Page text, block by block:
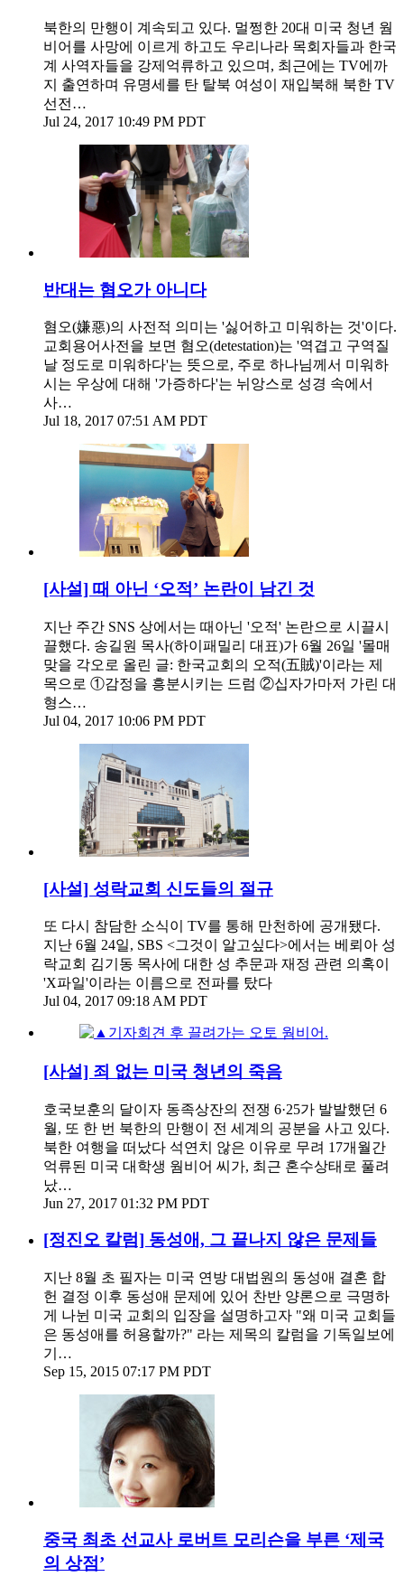
북한의 만행이 계속되고 있다. 멀쩡한 20대 미국 청년 웜
비어를 사망에 이르게 하고도 우리나라 목회자들과 한국
계 사역자들을 강제억류하고 있으며, 최근에는 TV에까
지 출연하며 유명세를 탄 탈북 여성이 재입북해 북한 TV
선전…
Jul 24, 2017 10:49 PM PDT
반대는 혐오가 아니다
혐오(嫌惡)의 사전적 의미는 '싫어하고 미워하는 것'이다.
교회용어사전을 보면 혐오(detestation)는 '역겹고 구역질
날 정도로 미워하다'는 뜻으로, 주로 하나님께서 미워하
시는 우상에 대해 '가증하다'는 뉘앙스로 성경 속에서
사…
Jul 18, 2017 07:51 AM PDT
[사설] 때 아닌 ‘오적’ 논란이 남긴 것
지난 주간 SNS 상에서는 때아닌 '오적' 논란으로 시끌시
끌했다. 송길원 목사(하이패밀리 대표)가 6월 26일 '몰매
맞을 각오로 올린 글: 한국교회의 오적(五賊)'이라는 제
목으로 ①감정을 흥분시키는 드럼 ②십자가마저 가린 대
형스…
Jul 04, 2017 10:06 PM PDT
[사설] 성락교회 신도들의 절규
또 다시 참담한 소식이 TV를 통해 만천하에 공개됐다.
지난 6월 24일, SBS <그것이 알고싶다>에서는 베뢰아 성
락교회 김기동 목사에 대한 성 추문과 재정 관련 의혹이
'X파일'이라는 이름으로 전파를 탔다
Jul 04, 2017 09:18 AM PDT
[사설] 죄 없는 미국 청년의 죽음
호국보훈의 달이자 동족상잔의 전쟁 6·25가 발발했던 6
월, 또 한 번 북한의 만행이 전 세계의 공분을 사고 있다.
북한 여행을 떠났다 석연치 않은 이유로 무려 17개월간
억류된 미국 대학생 웜비어 씨가, 최근 혼수상태로 풀려
났…
Jun 27, 2017 01:32 PM PDT
[정진오 칼럼] 동성애, 그 끝나지 않은 문제들
지난 8월 초 필자는 미국 연방 대법원의 동성애 결혼 합
헌 결정 이후 동성애 문제에 있어 찬반 양론으로 극명하
게 나뉜 미국 교회의 입장을 설명하고자 "왜 미국 교회들
은 동성애를 허용할까?" 라는 제목의 칼럼을 기독일보에
기…
Sep 15, 2015 07:17 PM PDT
중국 최초 선교사 로버트 모리슨을 부른 ‘제국
의 상점’